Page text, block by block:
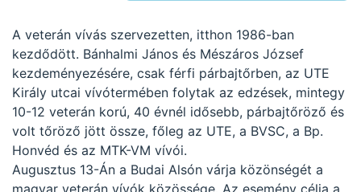
korú, 40 évnél idősebb,
párbajtőröző és volt
tőröző jött össze, főleg az
UTE, a BVSC, a Bp. Honvéd
és az MTK-VM vívói.
Augusztus 13-Án a Budai
Alsón várja […]
A veterán vívás szervezetten, itthon 1986-ban
kezdődött. Bánhalmi János és Mészáros József
kezdeményezésére, csak férfi párbajtőrben, az UTE
Király utcai vívótermében folytak az edzések, mintegy
10-12 veterán korú, 40 évnél idősebb, párbajtőröző és
volt tőröző jött össze, főleg az UTE, a BVSC, a Bp.
Honvéd és az MTK-VM vívói.
Augusztus 13-Án a Budai Alsón várja közönségét a
magyar veterán vívók közössége. Az esemény célja a